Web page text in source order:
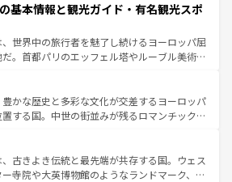
イタリアで、忘れられない旅をしてみよう！
イタリア情報は
この国では、情熱的なフラメンコ、熱気あふ
して美味しいタパスが生活の一部となってい
リードの洗練された雰囲気や、バルセロナの
た街角から、地方では古代ローマ遺跡や中世
よって風土や気候が異なるスペインはその個
性で訪れる人を魅了する。 なお、新着のスペイン情報は コ
を参照してほしい。
基本情報と観光ガイド・有名観光スポ
世界中の旅行者を魅了し続けるヨーロッパ屈
。首都パリのエッフェル塔やルーブル美術館
力が詰まっている。華麗な宮殿、歴史的な大
いビーチ、そして豊かな自然が、訪れる者を心
。また、フランスは美食の国としても知ら
パンの発祥地であるランス、プロヴァンスの
ンダー畑など、多彩な楽しみ方が可能だ。さ
以外の地域にも魅力が溢れており、どの街角に
豊かな歴史と多彩な文化が交差するヨーロッパ
する国。中世の街並みが残るロマンチック街
国は、どこを歩いても飽きることがない。ベ
的活気、バイエルン州のアルプスの絶景、そ
川沿いのワイン畑といった風景は必見。ビール
古きよき伝統と最先端が共存する国。ウェス
ー寺院や大英博物館のようなランドマーク、歴